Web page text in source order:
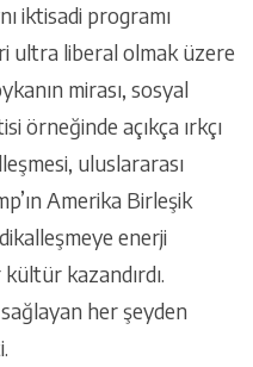
iktisadi programı
ultra liberal olmak üzere
mirası, sosyal
örneğinde açıkça ırkçı
uluslararası
Amerika Birleşik
enerji
kazandırdı.
sağlayan her şeyden